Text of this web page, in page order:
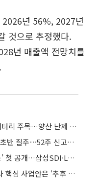
2026년 56%, 2027년
것으로 추정했다.
년 매출액 전망치를
엠플러스, 삼성SDI-벤츠 전고체배터리 주목…양산 난제 극복 기술 개발 부각에 상승세
삼성SDI, 벤츠 공급 소식 등에 장 초반 질주⋯52주 신고가 경신
벤츠, ‘디 올-뉴 일렉트릭 C-클래스’ 첫 공개…삼성SDI·LG엔솔과 ‘배터리 동맹’
싸이월드, 10월 부활 예고…그러나 핵심 사업안은 ‘추후 공개’